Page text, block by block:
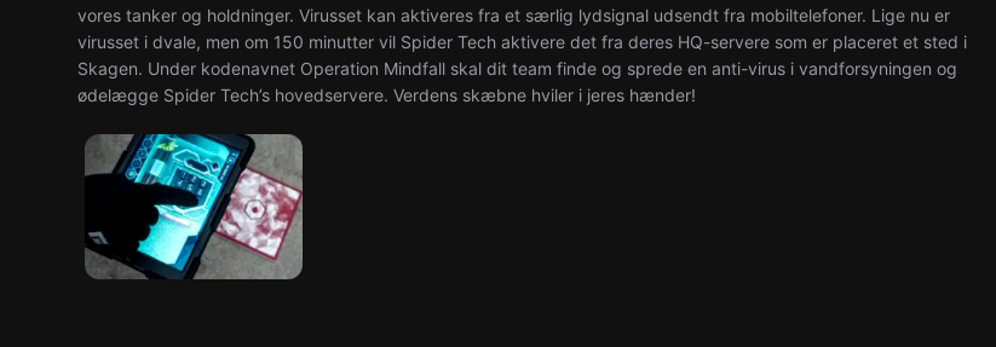
vores tanker og holdninger. Virusset kan aktiveres fra et særlig lydsignal udsendt fra mobiltelefoner. Lige nu er
virusset i dvale, men om 150 minutter vil Spider Tech aktivere det fra deres HQ-servere som er placeret et sted i
Skagen. Under kodenavnet Operation Mindfall skal dit team finde og sprede en anti-virus i vandforsyningen og
ødelægge Spider Tech’s hovedservere. Verdens skæbne hviler i jeres hænder!